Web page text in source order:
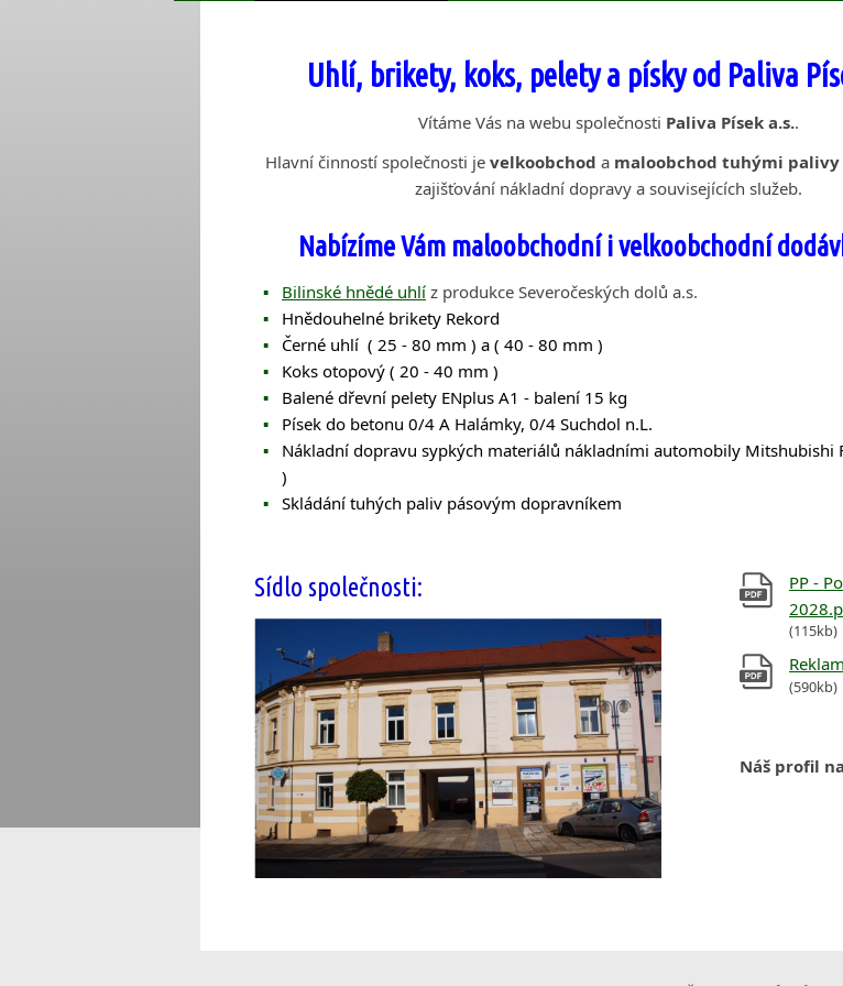
Uhlí, brikety, koks, pelety a písky od Paliva
Vítáme Vás na webu společnosti Paliva Písek a.s..
Hlavní činností společnosti je velkoobchod a maloobchod tuhými palivy
zajišťování nákladní dopravy a souvisejících služeb.
Nabízíme Vám maloobchodní i velkoobchodní
Bilinské hnědé uhlí z produkce Severočeských dolů a.s.
Hnědouhelné brikety Rekord
Černé uhlí ( 25 - 80 mm ) a ( 40 - 80 mm )
Koks otopový ( 20 - 40 mm )
Balené dřevní pelety ENplus A1 - balení 15 kg
Písek do betonu 0/4 A Halámky, 0/4 Suchdol n.L.
Nákladní dopravu sypkých materiálů nákladními automobily Mitshubishi
)
Skládání tuhých paliv pásovým dopravníkem
Sídlo společnosti:
PP -
(115kb)
(590kb)
Náš profil